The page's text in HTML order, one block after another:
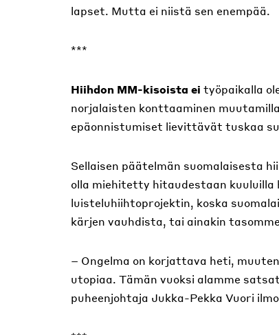
lapset. Mutta ei niistä sen enempää.
***
Hiihdon MM-kisoista ei työpaikalla
norjalaisten konttaaminen
epäonnistumiset lievittävät tuskaa
Sellaisen päätelmän suomalaisesta
olla miehitetty hitaudestaan
luisteluhiihtoprojektin, koska
kärjen vauhdista, tai ainakin
– Ongelma on korjattava heti,
utopiaa. Tämän vuoksi alamme
puheenjohtaja Jukka-Pekka Vuori